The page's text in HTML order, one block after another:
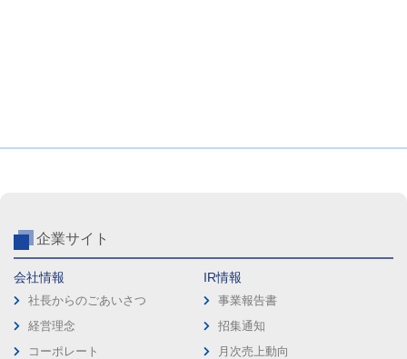
企業サイト
会社情報
社長からのごあいさつ
経営理念
コーポレート
IR情報
事業報告書
招集通知
月次売上動向